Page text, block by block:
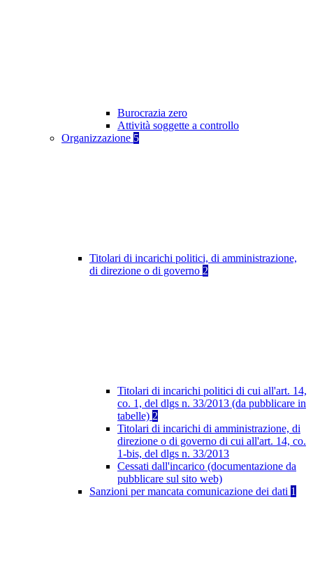
Burocrazia zero
Attività soggette a controllo
Organizzazione 5
Titolari di incarichi politici, di amministrazione,
di direzione o di governo 2
Titolari di incarichi politici di cui all'art. 14,
co. 1, del dlgs n. 33/2013 (da pubblicare in
tabelle) 2
Titolari di incarichi di amministrazione, di
direzione o di governo di cui all'art. 14, co.
1-bis, del dlgs n. 33/2013
Cessati dall'incarico (documentazione da
pubblicare sul sito web)
Sanzioni per mancata comunicazione dei dati 1